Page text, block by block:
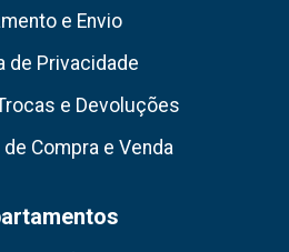
e Envio
de Privacidade
e Devoluções
Compra e Venda